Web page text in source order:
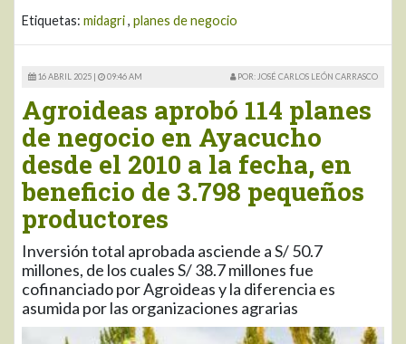
Etiquetas: midagri, planes de negocio
16 ABRIL 2025 | 09:46 AM POR: JOSÉ CARLOS LEÓN CARRASCO
Agroideas aprobó 114 planes
de negocio en Ayacucho
desde el 2010 a la fecha, en
beneficio de 3.798 pequeños
productores
Inversión total aprobada asciende a S/ 50.7
millones, de los cuales S/ 38.7 millones fue
cofinanciado por Agroideas y la diferencia es
asumida por las organizaciones agrarias